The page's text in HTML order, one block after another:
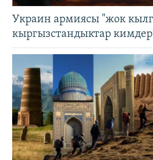
Украин армиясы "жок
кыргызстандыктар